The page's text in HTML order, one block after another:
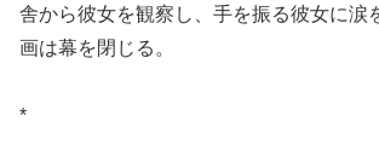
舎から彼女を観察し、手を振る彼女に涙
画は幕を閉じる。
*